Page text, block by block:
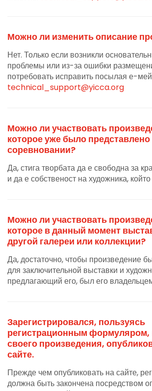
Можно ли изменить описание
Нет. Только если возникли
проблемы или из-за ошибки
потребовать исправить посылая е-
technical_support@yicca.org
Можно ли участвовать
которое уже было
соревновании?
Да, стига творбата да е свободна за
и да е собственост на художника,
Можно ли участвовать
которое в данный момент
другой галереи или коллекции?
Да, достаточно, чтобы произведение
для заключительной выставки и
предлагающий его, был его
Зарегистрировался, пользуясь
регистрационным формуляром,
своего произведения,
сайте.
Прежде чем опубликовать на сайте,
должна быть закончена посредством